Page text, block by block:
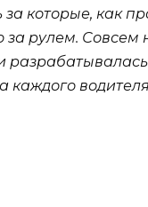
которые, как
за рулем.
каждого